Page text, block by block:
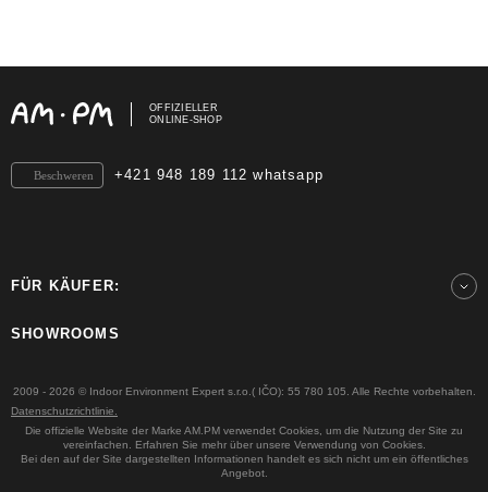
OFFIZIELLER
ONLINE-SHOP
+421 948 189 112 whatsapp
Beschweren
FÜR KÄUFER:
SHOWROOMS
2009 - 2026 © Indoor Environment Expert s.r.o.( IČO): 55 780 105. Alle Rechte vorbehalten.
Datenschutzrichtlinie.
Die offizielle Website der Marke AM.PM verwendet Cookies, um die Nutzung der Site zu
vereinfachen. Erfahren Sie mehr über unsere Verwendung von Cookies.
Bei den auf der Site dargestellten Informationen handelt es sich nicht um ein öffentliches
Angebot.